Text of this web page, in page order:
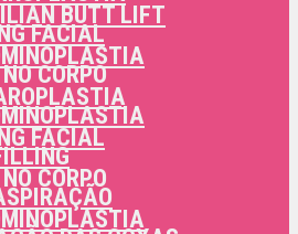
FACIAL
CORPO
BUTT LIFT
FACIAL
CORPO